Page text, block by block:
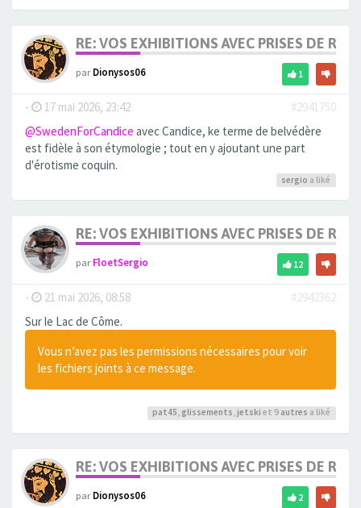
RE: VOS EXHIBITIONS AVEC PRISES DE
parDionysos06 1
- 17 mai 2026, 23:42
#2941750
@SwedenForCandice avec Candice, ke terme de belvédère
est fidèle à son étymologie ; tout en y ajoutant une part
d'érotisme coquin.
sergio a liké
RE: VOS EXHIBITIONS AVEC PRISES DE
parFloetSergio 12
- 21 mai 2026, 08:58
#2942362
Sur le Lac de Côme.
Vous n’avez pas les permissions nécessaires pour voir
les fichiers joints à ce message.
pat45, glissements, jetski et 9 autres a liké
RE: VOS EXHIBITIONS AVEC PRISES DE
parDionysos06 2